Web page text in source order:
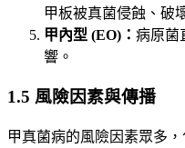
甲板被真菌侵蝕、破
甲內型 (EO)： 病原菌
響。
1.5 風險因素與傳播
甲真菌病的風險因素眾多